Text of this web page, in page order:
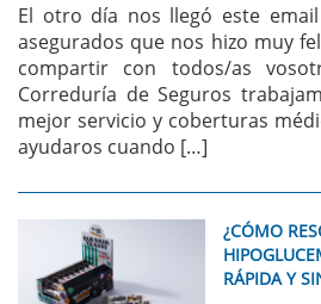
El otro día nos llegó este
asegurados que nos hizo muy
compartir con todos/as
Correduría de Seguros
mejor servicio y coberturas
ayudaros cuando […]
¿CÓMO
RÁPIDA Y